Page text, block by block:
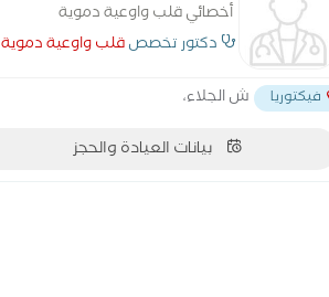
أخصائي قلب واوعية دموية
دكتور تخصصقلب واوعية دموية
فيكتوريا ش الجلاء،
بيانات العيادة والحجز